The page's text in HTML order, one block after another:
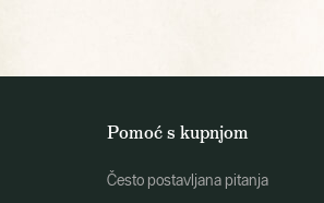
Pomoć s kupnjom
Često postavljana pitanja